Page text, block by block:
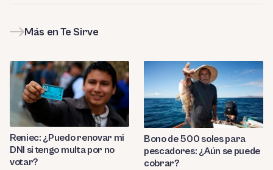
Más en Te Sirve
Reniec: ¿Puedo renovar mi
DNI si tengo multa por no
votar?
Bono de 500 soles para
pescadores: ¿Aún se puede
cobrar?